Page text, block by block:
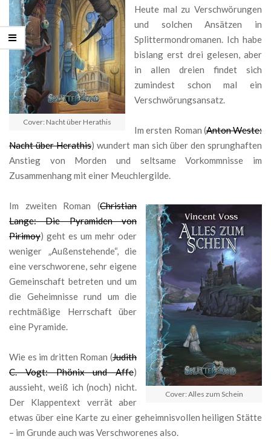
Cover: Nacht über Herathis
Heute mal zu Verschwörungen
und solchen Ansätzen in
Splittermondromanen. Ich habe
bislang erst drei gelesen, aber
in allen dreien findet sich
zumindest schon mal ein
Verschwörungsansatz.
Im ersten Roman (Anton Weste:
Nacht über Herathis) wundert man sich über den sprunghaften
Anstieg von Morden und seltsame Vorkommnisse im
Zusammenhang mit einer Meuchlergilde.
Cover: Alles zum Schein
Im zweiten Roman (Christian
Lange: Die Pyramiden von
Pirimoy) geht es um mehr oder
weniger „Außenstehende“, die
eine verschworene, sehr eigene
Gemeinschaft betreten und um
die Geheimnisse rund um die
rechtmäßige Herrschaft über
eine Pyramide.
Wie es im dritten Roman (Judith
C. Vogt: Phönix und Affe)
aussieht, weiß ich (noch) nicht.
Der Klappentext verrät aber
etwas über eine Karte zu einer geheimnisvollen heiligen Stätte
– im Grunde auch was Verschworenes also.